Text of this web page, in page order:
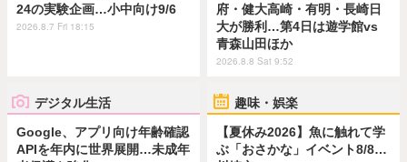
24の実験企画…小中向け9/6
2026.8.7 Fri 18:15
府・健大高崎・有明・長崎日
大が勝利…第4日は遊学館vs
青森山田ほか
2026.8.8 Sat 9:52
デジタル生活
Google、アプリ向け年齢確認
APIを年内に世界展開…未成年
趣味・娯楽
【夏休み2026】魚に触れて学
ぶ「おさかな」イベント8/8…